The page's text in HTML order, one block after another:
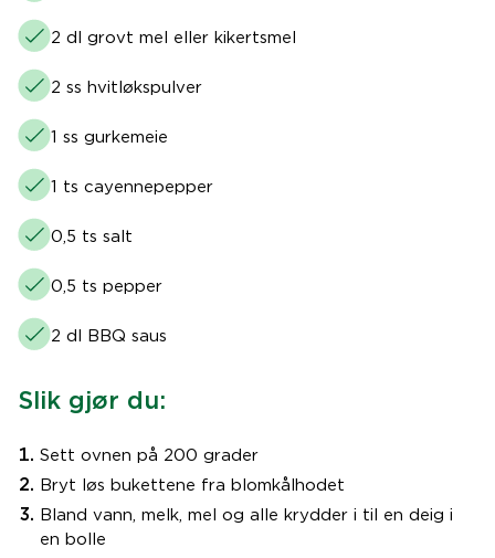
2 dl grovt mel eller kikertsmel
2 ss hvitløkspulver
1 ss gurkemeie
1 ts cayennepepper
0,5 ts salt
0,5 ts pepper
2 dl BBQ saus
Slik gjør du:
Sett ovnen på 200 grader
Bryt løs bukettene fra blomkålhodet
Bland vann, melk, mel og alle krydder i til en deig i
en bolle